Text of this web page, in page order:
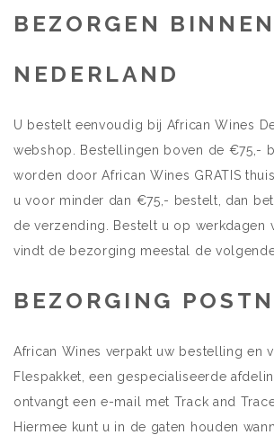
BEZORGEN BINNEN
NEDERLAND
U bestelt eenvoudig bij African Wines
webshop. Bestellingen boven de €75,-
worden door African Wines GRATIS
u voor minder dan €75,- bestelt, dan
de verzending. Bestelt u op werkdagen
vindt de bezorging meestal de
BEZORGING
African Wines verpakt uw bestelling en
Flespakket, een gespecialiseerde
ontvangt een e-mail met Track and
Hiermee kunt u in de gaten houden